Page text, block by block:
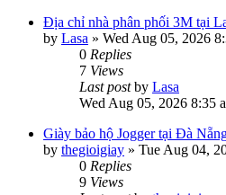
Địa chỉ nhà phân phối 3M tại
by Lasa » Wed Aug 05, 2026
0 Replies
7 Views
Last postby Lasa
Wed Aug 05, 2026 8:35
Giày bảo hộ Jogger tại Đà
by thegioigiay » Tue Aug 04,
0 Replies
9 Views